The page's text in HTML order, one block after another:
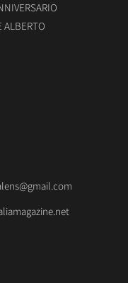
ALBERTO